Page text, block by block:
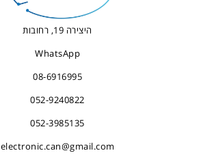
היצירה 19, רחובות
WhatsApp
08-6916995
052-9240822
052-3985135
electronic.can@gmail.com